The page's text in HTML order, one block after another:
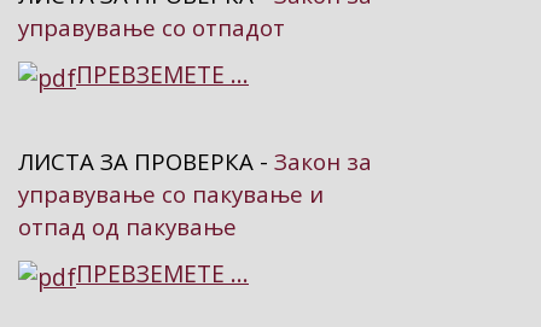
управување со отпадот
ПРЕВЗЕМЕТЕ ...
ЛИСТА ЗА ПРОВЕРКА - Закон за
управување со пакување и
отпад од пакување
ПРЕВЗЕМЕТЕ ...